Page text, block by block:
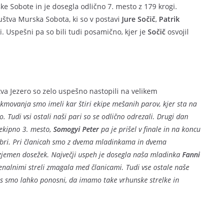
Sobote in je dosegla odlično 7. mesto z 179 krogi.
Murska Sobota, ki so v postavi Jure Sočič, Patrik
Uspešni pa so bili tudi posamično, kjer je Sočič osvojil
Jezero so zelo uspešno nastopili na velikem
smo imeli kar štiri ekipe mešanih parov, kjer sta na
Tudi vsi ostali naši pari so se odlično odrezali. Drugi dan
3. mesto, Somogyi Peter pa je prišel v finale in na koncu
Pri članicah smo z dvema mladinkama in dvema
dosežek. Največji uspeh je dosegla naša mladinka Fanni
streli zmagala med članicami. Tudi vse ostale naše
smo lahko ponosni, da imamo take vrhunske strelke in